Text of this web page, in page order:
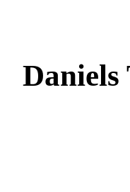
Daniels